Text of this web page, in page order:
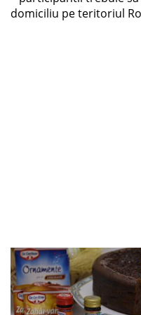
domiciliu pe teritoriul